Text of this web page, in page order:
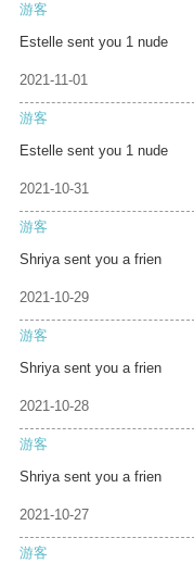
游客
Estelle sent you 1 nude
2021-11-01
游客
Estelle sent you 1 nude
2021-10-31
游客
Shriya sent you a frien
2021-10-29
游客
Shriya sent you a frien
2021-10-28
游客
Shriya sent you a frien
2021-10-27
游客